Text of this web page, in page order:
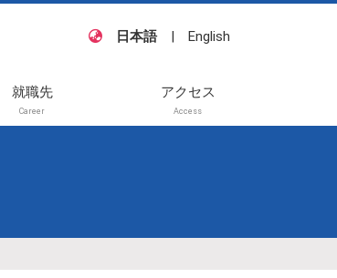
日本語 | English
就職先
Career
アクセス
Access